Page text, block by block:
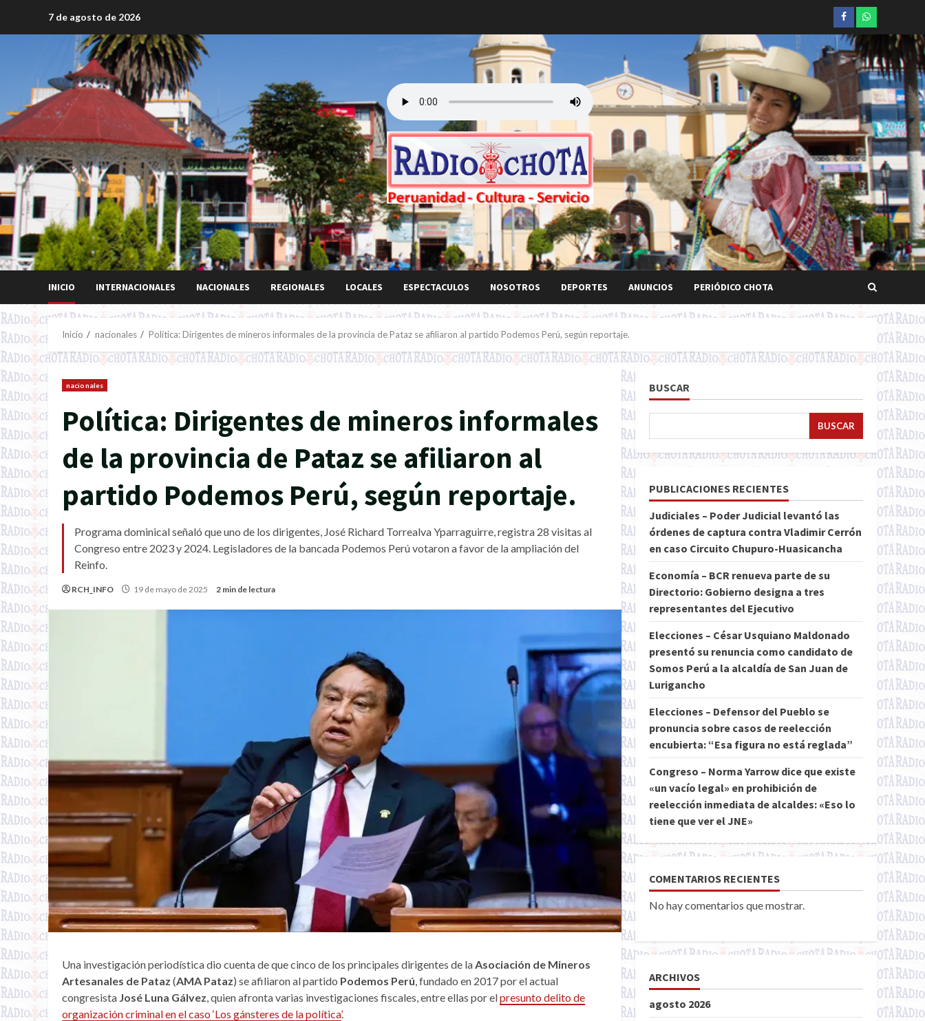
7 de agosto de 2026 Facebookwhatsapp
INICIO INTERNACIONALES NACIONALES REGIONALES LOCALES ESPECTACULOS NOSOTROS DEPORTES ANUNCIOS PERIÓDICO CHOTA
Inicio nacionales Política: Dirigentes de mineros informales de la provincia de Pataz se afiliaron al partido Podemos Perú, según reportaje.
nacionales
Política: Dirigentes de mineros informales
de la provincia de Pataz se afiliaron al
partido Podemos Perú, según reportaje.
Programa dominical señaló que uno de los dirigentes, José Richard Torrealva Yparraguirre, registra 28 visitas al
Congreso entre 2023 y 2024. Legisladores de la bancada Podemos Perú votaron a favor de la ampliación del
Reinfo.
RCH_INFO 19 de mayo de 2025 2 min de lectura
Una investigación periodística dio cuenta de que cinco de los principales dirigentes de laAsociación de Mineros
Artesanales de Pataz (AMA Pataz) se afiliaron al partido Podemos Perú, fundado en 2017 por el actual
congresista José Luna Gálvez, quien afronta varias investigaciones fiscales, entre ellas por elpresunto delito de
organización criminal en el caso ‘Los gánsteres de la política’.
BUSCAR
BUSCAR
PUBLICACIONES RECIENTES
Judiciales – Poder Judicial levantó las
órdenes de captura contra Vladimir Cerrón
en caso Circuito Chupuro-Huasicancha
Economía – BCR renueva parte de su
Directorio: Gobierno designa a tres
representantes del Ejecutivo
Elecciones – César Usquiano Maldonado
presentó su renuncia como candidato de
Somos Perú a la alcaldía de San Juan de
Lurigancho
Elecciones – Defensor del Pueblo se
pronuncia sobre casos de reelección
encubierta: “Esa figura no está reglada”
Congreso – Norma Yarrow dice que existe
«un vacío legal» en prohibición de
reelección inmediata de alcaldes: «Eso lo
tiene que ver el JNE»
COMENTARIOS RECIENTES
No hay comentarios que mostrar.
ARCHIVOS
agosto 2026